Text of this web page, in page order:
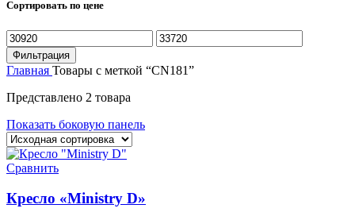
Сортировать по цене
Минимальная
цена
Максимальная
цена
Фильтрация
Главная Товары с меткой “CN181”
Представлено 2 товара
Показать боковую панель
Сравнить
Кресло «Ministry D»